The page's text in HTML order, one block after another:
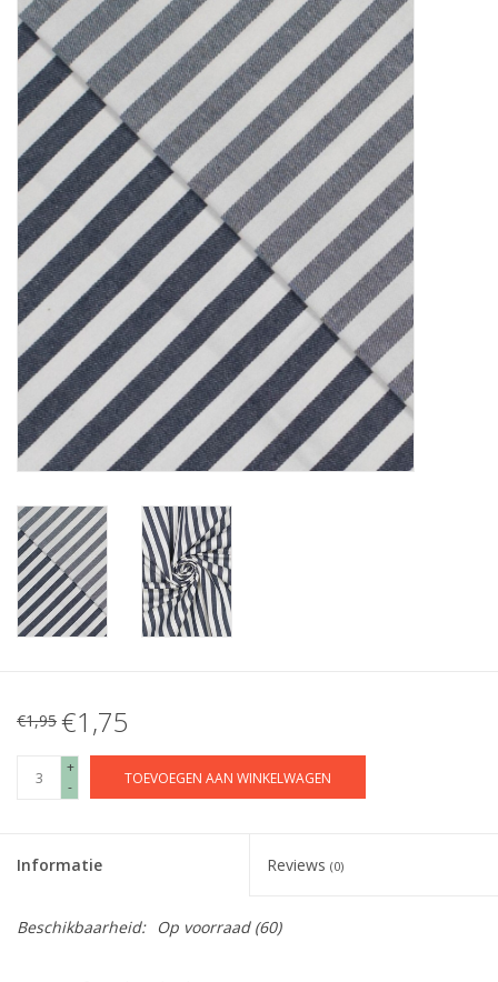
Workshops
Diy pakketten
Studio Olive inspireert....
€1,95 €1,75
+
-
TOEVOEGEN AAN WINKELWAGEN
Informatie Reviews (0)
Beschikbaarheid: Op voorraad(60)